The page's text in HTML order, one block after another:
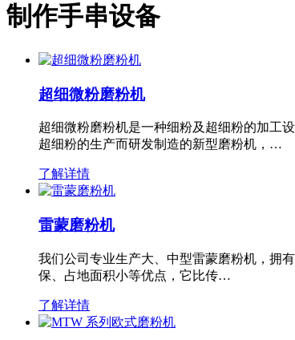
制作手串设备
超细微粉磨粉机
超细微粉磨粉机是一种细粉及超细粉的加工
超细粉的生产而研发制造的新型磨粉机，…
了解详情
雷蒙磨粉机
我们公司专业生产大、中型雷蒙磨粉机，拥
保、占地面积小等优点，它比传…
了解详情